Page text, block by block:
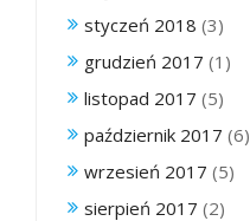
styczeń 2018 (3)
grudzień 2017 (1)
listopad 2017 (5)
październik 2017 (6)
wrzesień 2017 (5)
sierpień 2017 (2)